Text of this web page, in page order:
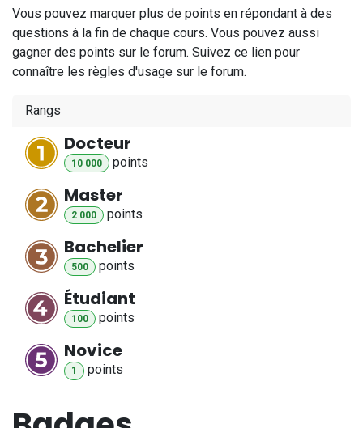
Vous pouvez marquer plus de points en répondant à des
questions à la fin de chaque cours. Vous pouvez aussi
gagner des points sur le forum. Suivez ce lien pour
connaître les règles d'usage sur le forum.
Rangs
Docteur
10 000 points
Master
2 000 points
Bachelier
500 points
Étudiant
100 points
Novice
1 points